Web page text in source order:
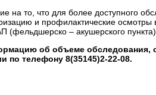
то, что для более доступного
и профилактические
(фельдшерско – акушерского
об объеме обследования,
по телефону 8(35145)2-22-08.